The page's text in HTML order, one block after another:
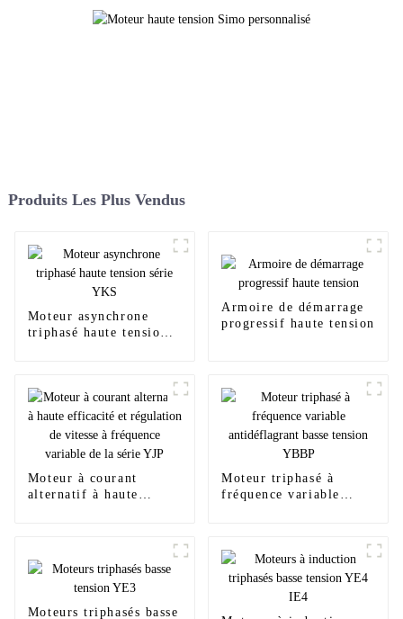
Produits Les Plus Vendus
Moteur asynchrone
triphasé haute tension
Armoire de démarrage
progressif haute tension
Moteur à courant
alternatif à haute
variable de la série YJP
Moteur triphasé à
fréquence variable
Moteurs triphasés basse